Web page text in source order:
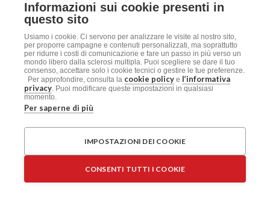
Iscriviti alla Newsletter
Dichiarazione accessibilità
Social
AISM
Sede Legale: Via Cavour 181/a, 00184 Roma
CF: 96015150582 – PI: 06125061009
Informazioni sui cookie presenti in
questo sito
Usiamo i cookie. Ci servono per analizzare le visite al nostro sito,
per proporre campagne e contenuti personalizzati, ma soprattutto
per ridurre i costi di comunicazione e fare un passo in più verso un
mondo libero dalla sclerosi multipla. Puoi scegliere se dare il tuo
consenso, accettare solo i cookie tecnici o gestire le tue preferenze.
Per approfondire, consulta la cookie policy e l’informativa
privacy. Puoi modificare queste impostazioni in qualsiasi
momento.
Per saperne di più
IMPOSTAZIONI DEI COOKIE
CONSENTI TUTTI I COOKIE